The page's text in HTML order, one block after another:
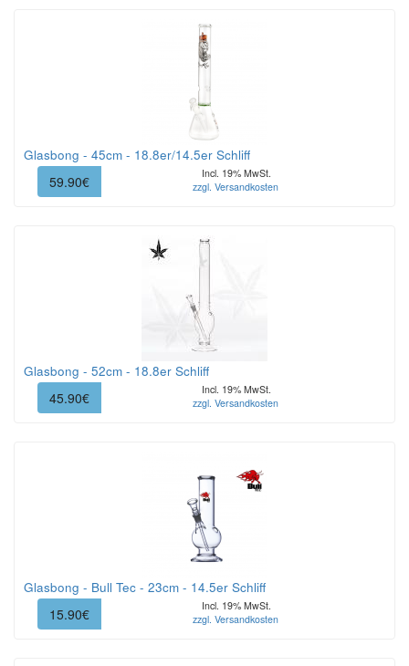
Glasbong - 45cm - 18.8er/14.5er Schliff
59.90€
Incl. 19% MwSt.
zzgl. Versandkosten
Glasbong - 52cm - 18.8er Schliff
45.90€
Incl. 19% MwSt.
zzgl. Versandkosten
Glasbong - Bull Tec - 23cm - 14.5er Schliff
15.90€
Incl. 19% MwSt.
zzgl. Versandkosten